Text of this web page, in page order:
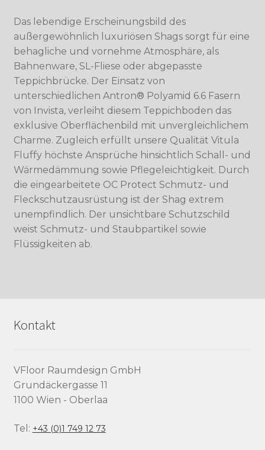
Das lebendige Erscheinungsbild des
außergewöhnlich luxuriösen Shags sorgt für eine
behagliche und vornehme Atmosphäre, als
Bahnenware, SL-Fliese oder abgepasste
Teppichbrücke. Der Einsatz von
unterschiedlichen Antron® Polyamid 6.6 Fasern
von Invista, verleiht diesem Teppichboden das
exklusive Oberflächenbild mit unvergleichlichem
Charme. Zugleich erfüllt unsere Qualität Vitula
Fluffy höchste Ansprüche hinsichtlich Schall- und
Wärmedämmung sowie Pflegeleichtigkeit. Durch
die eingearbeitete OC Protect Schmutz- und
Fleckschutzausrüstung ist der Shag extrem
unempfindlich. Der unsichtbare Schutzschild
weist Schmutz- und Staubpartikel sowie
Flüssigkeiten ab.
Kontakt
VFloor Raumdesign GmbH
Grundäckergasse 11
1100 Wien - Oberlaa
Tel: +43 (0)1 749 12 73